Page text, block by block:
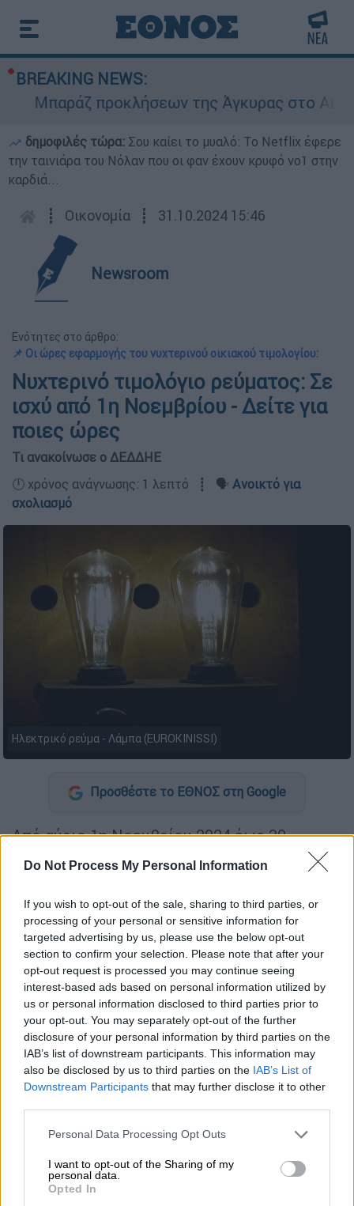
Do Not Process My Personal Information
If you wish to opt-out of the sale, sharing to third parties, or
processing of your personal or sensitive information for
targeted advertising by us, please use the below opt-out
section to confirm your selection. Please note that after your
opt-out request is processed you may continue seeing
interest-based ads based on personal information utilized by
us or personal information disclosed to third parties prior to
your opt-out. You may separately opt-out of the further
disclosure of your personal information by third parties on the
IAB’s list of downstream participants. This information may
also be disclosed by us to third parties on the IAB’s List of
Downstream Participants that may further disclose it to other
Please note that this website/app uses one or more Google
not limited to your visit or usage behaviour. You may click to
grant or deny consent to Google and its third-party tags to
use your data for below specified purposes in below Google
Personal Data Processing Opt Outs
I want to opt-out of the Sharing of my
personal data.
Opted In
BREAKING NEWS:
Μπαράζ προκλήσεων της Άγκυρας στο Αιγαίο:
δημοφιλές τώρα: Σου καίει το μυαλό: Το Netflix έφερε
την ταινιάρα του Νόλαν που οι φαν έχουν κρυφό νο1 στην
καρδιά...
┋ Οικονομία ┋ 31.10.2024 15:46
Newsroom
Ενότητες στο άρθρο:
📌 Οι ώρες εφαρμογής του νυχτερινού οικιακού τιμολογίου:
Νυχτερινό τιμολόγιο ρεύματος: Σε
ισχύ από 1η Νοεμβρίου - Δείτε για
ποιες ώρες
Τι ανακοίνωσε ο ΔΕΔΔΗΕ
🕛 χρόνος ανάγνωσης: 1 λεπτό ┋ 🗣️ Ανοικτό για
σχολιασμό
Ηλεκτρικό ρεύμα - Λάμπα (EUROKINISSI)
Προσθέστε το ΕΘΝΟΣ στη Google
Από αύριο 1η Νοεμβρίου 2024 έως 30
Απριλίου 2025, εφαρμόζεται το χειμερινό
ωράριο για το μειωμένονυχτερινό
τιμολόγιο ρεύματος
, υπενθυμίζει ο ΔΕΔΔΗΕ
ΔΙΑΒΑΣΤΕ ΕΠΙΣΗΣ
Ελλάδα|31.10.2024 11:23
Απεργία των διανομέων σε e-food και
Wolt και κινητοποιήσεις στο κέντρο
της Αθήνας - Πότε λήγει
οικιακού τιμολογίου:
02:00-08:00 και 15:00-17:00, για τους
πελάτες που είναι συνδεδεμένοι στο